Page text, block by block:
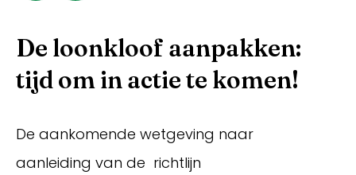
De loonkloof aanpakken:
tijd om in actie te komen!
De aankomende wetgeving naar
aanleiding van de richtlijn